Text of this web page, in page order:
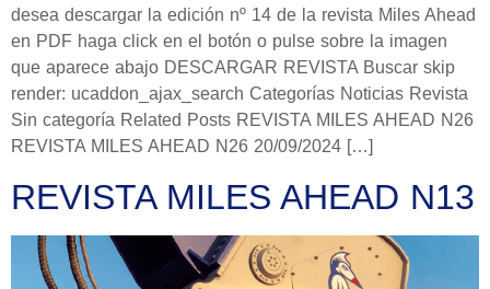
desea descargar la edición nº 14 de la revista Miles Ahead
en PDF haga click en el botón o pulse sobre la imagen
que aparece abajo DESCARGAR REVISTA Buscar skip
render: ucaddon_ajax_search Categorías Noticias Revista
Sin categoría Related Posts REVISTA MILES AHEAD N26
REVISTA MILES AHEAD N26 20/09/2024 […]
REVISTA MILES AHEAD N13